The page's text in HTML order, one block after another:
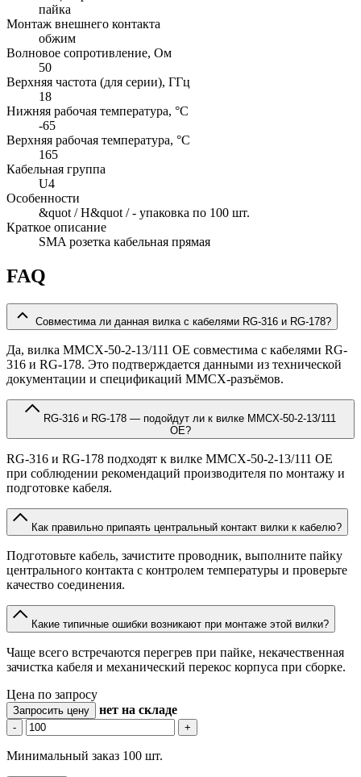
пайка
Монтаж внешнего контакта
обжим
Волновое сопротивление, Ом
50
Верхняя частота (для серии), ГГц
18
Нижняя рабочая температура, °C
-65
Верхняя рабочая температура, °C
165
Кабельная группа
U4
Особенности
&quot / H&quot / - упаковка по 100 шт.
Краткое описание
SMA розетка кабельная прямая
FAQ
Совместима ли данная вилка с кабелями RG-316 и RG-178?
Да, вилка MMCX-50-2-13/111 OE совместима с кабелями RG-
316 и RG-178. Это подтверждается данными из технической
документации и спецификаций MMCX-разъёмов.
OE?
RG-316 и RG-178 подходят к вилке MMCX-50-2-13/111 OE
при соблюдении рекомендаций производителя по монтажу и
подготовке кабеля.
Как правильно припаять центральный контакт вилки к кабелю?
Подготовьте кабель, зачистите проводник, выполните пайку
центрального контакта с контролем температуры и проверьте
качество соединения.
Какие типичные ошибки возникают при монтаже этой вилки?
Чаще всего встречаются перегрев при пайке, некачественная
зачистка кабеля и механический перекос корпуса при сборке.
Цена по запросу
Запросить цену нет на складе
- +
Минимальный заказ 100 шт.